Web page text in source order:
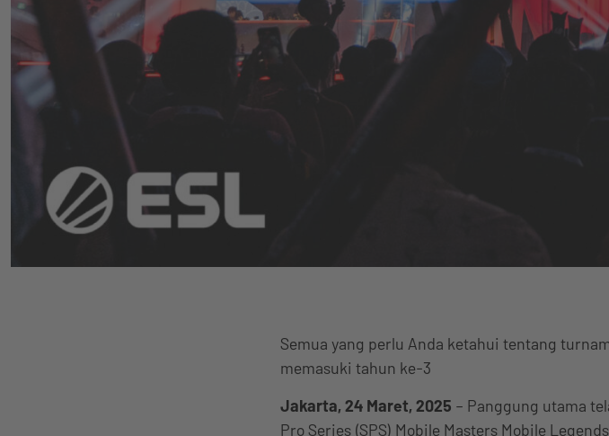
Semua yang perlu Anda ketahui tentang
memasuki tahun ke-3
Jakarta, 24 Maret, 2025 – Panggung utama
Pro Series (SPS) Mobile Masters Mobile